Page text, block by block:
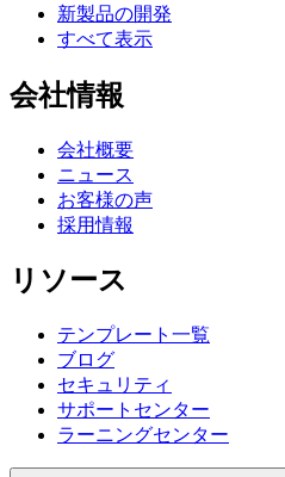
新製品の開発
すべて表示
会社情報
会社概要
ニュース
お客様の声
採用情報
リソース
テンプレート一覧
ブログ
セキュリティ
サポートセンター
ラーニングセンター